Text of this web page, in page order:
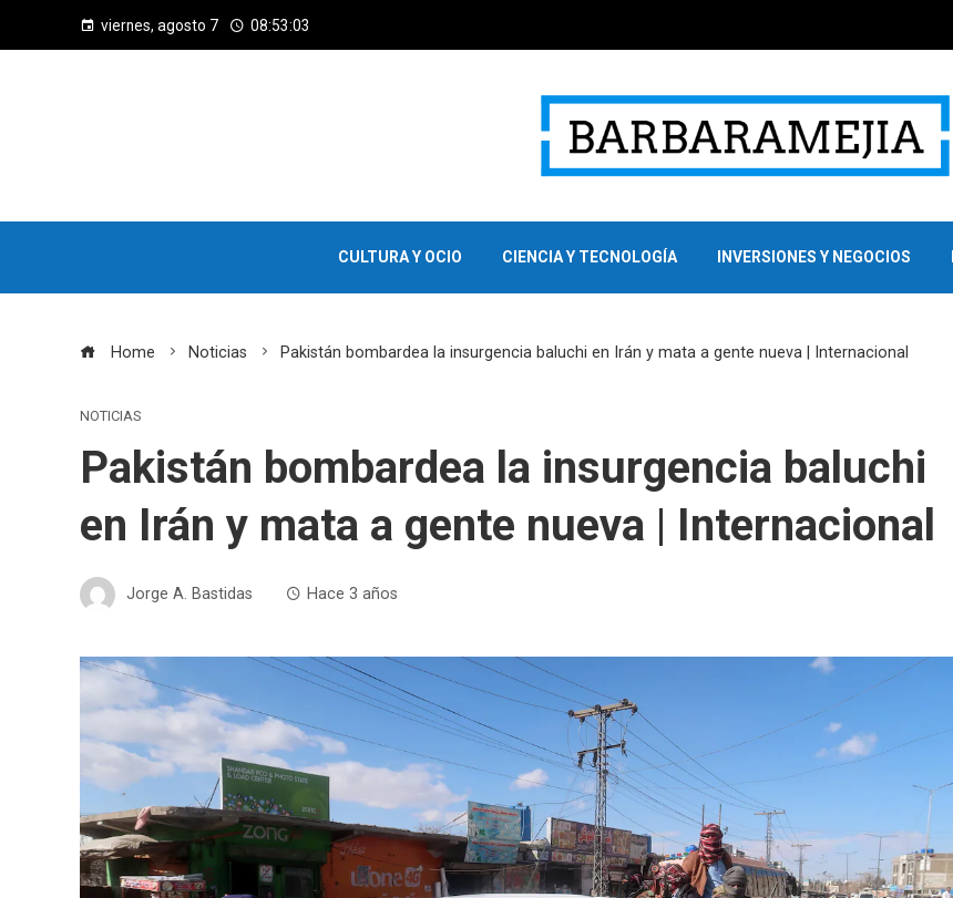
viernes, agosto 7 08:53:04
CULTURA Y OCIO CIENCIA Y TECNOLOGÍA INVERSIONES Y NEGOCIOS
Home Noticias Pakistán bombardea la insurgencia baluchi en Irán y mata a gente nueva | Internacional
NOTICIAS
Pakistán bombardea la insurgencia baluchi
en Irán y mata a gente nueva | Internacional
Jorge A. Bastidas Hace 3 años